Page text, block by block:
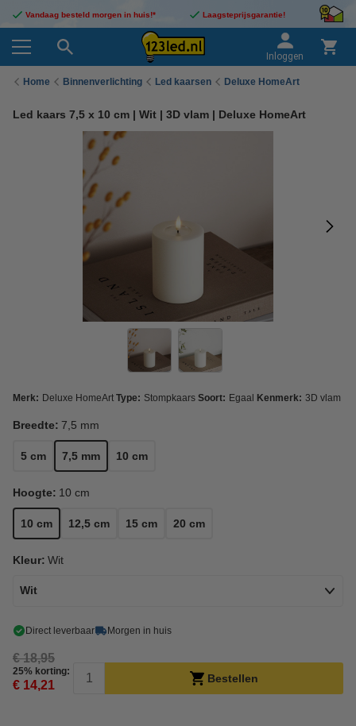
Vandaag besteld morgen in huis!* Laagsteprijsgarantie!
Inloggen
Home Binnenverlichting Led kaarsen Deluxe HomeArt
Led kaars 7,5 x 10 cm | Wit | 3D vlam | Deluxe HomeArt
Merk: Deluxe HomeArt Type: Stompkaars Soort: Egaal Kenmerk: 3D vlam
Breedte: 7,5 mm
5 cm 7,5 mm 10 cm
Hoogte: 10 cm
10 cm 12,5 cm 15 cm 20 cm
Kleur: Wit
Wit
Direct leverbaar Morgen in huis
€ 18,95
25% korting:
€ 14,21 Bestellen